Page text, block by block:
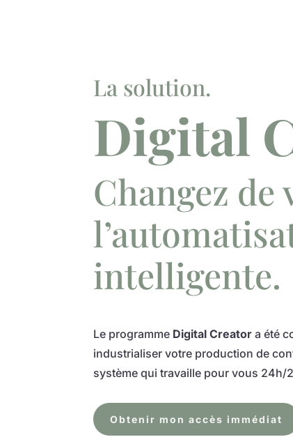
La solution.
Digital
Changez de
intelligente.
Le programme Digital Creator a été
industrialiser votre production de
système qui travaille pour vous 24h/
Obtenir mon accès immédiat